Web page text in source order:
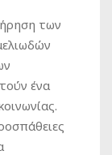
των
ένα